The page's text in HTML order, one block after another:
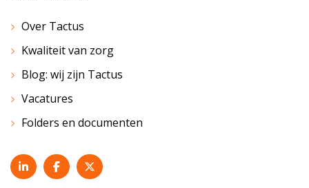
Over Tactus
Kwaliteit van zorg
Blog: wij zijn Tactus
Vacatures
Folders en documenten